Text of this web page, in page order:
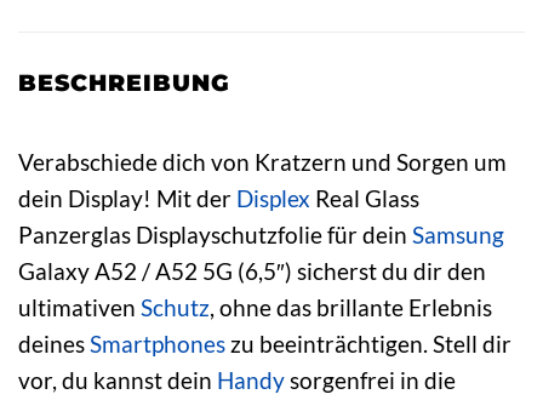
BESCHREIBUNG
Verabschiede dich von Kratzern und Sorgen um
dein Display! Mit der Displex Real Glass
Panzerglas Displayschutzfolie für dein Samsung
Galaxy A52 / A52 5G (6,5″) sicherst du dir den
ultimativen Schutz, ohne das brillante Erlebnis
deinesSmartphones zu beeinträchtigen. Stell dir
vor, du kannst dein Handysorgenfrei in die